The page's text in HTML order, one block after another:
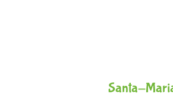
Santa-